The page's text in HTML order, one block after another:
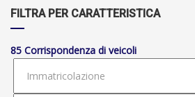
FILTRA PER CARATTERISTICA
85 Corrispondenza di veicoli